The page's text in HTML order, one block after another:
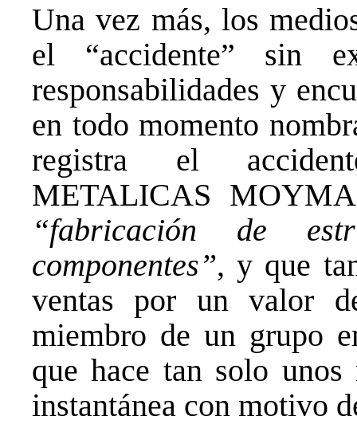
Una vez más, los
el “accidente” sin
responsabilidades y
en todo momento
registra el
METALICAS
“fabricación de
componentes”, y que
ventas por un valor
miembro de un grupo
que hace tan solo unos
instantánea con motivo